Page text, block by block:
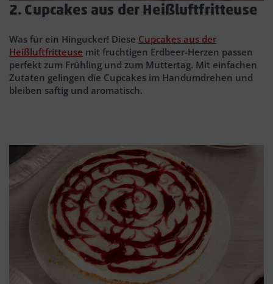
2. Cupcakes aus der Heißluftfritteuse
Was für ein Hingucker! Diese Cupcakes aus der
Heißluftfritteuse mit fruchtigen Erdbeer-Herzen passen
perfekt zum Frühling und zum Muttertag. Mit einfachen
Zutaten gelingen die Cupcakes im Handumdrehen und
bleiben saftig und aromatisch.